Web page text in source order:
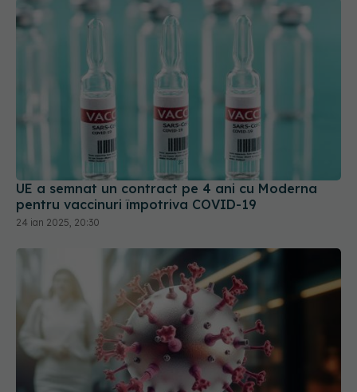
UE a semnat un contract pe 4 ani cu Moderna
pentru vaccinuri împotriva COVID-19
24 ian 2025, 20:30